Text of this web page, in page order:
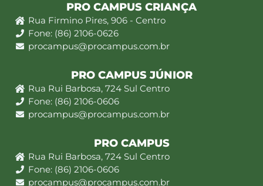
PRO CAMPUS CRIANÇA
Rua Firmino Pires, 906 - Centro
Fone: (86) 2106-0626
procampus@procampus.com.br
PRO CAMPUS JÚNIOR
Rua Rui Barbosa, 724 Sul Centro
Fone: (86) 2106-0606
procampus@procampus.com.br
PRO CAMPUS
Rua Rui Barbosa, 724 Sul Centro
Fone: (86) 2106-0606
procampus@procampus.com.br